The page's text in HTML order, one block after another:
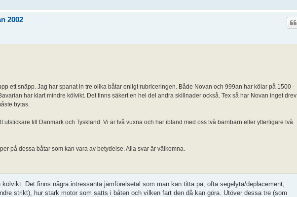
2002
ett snäpp. Jag har spanat in tre olika båtar enligt rubriceringen. Både Novan och 999an har kölar på 1500 -
har klart mindre kölvikt. Det finns säkert en hel del andra skillnader också. Tex så har Novan inget drev
bytas.
till Danmark och Tyskland. Vi är två vuxna och har ibland med oss två barnbarn eller ytterligare två
på dessa båtar som kan vara av betydelse. Alla svar är välkomna.
Det finns några intressanta jämförelsetal som man kan titta på, ofta segelyta/deplacement,
strikt), hur stark motor som satts i båten och vilken fart den då kan göra. Utöver dessa tre (som